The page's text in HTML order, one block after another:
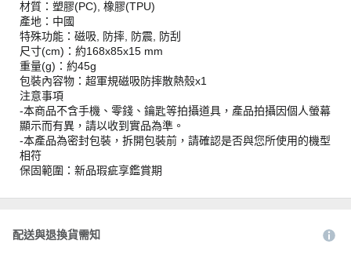
材質：塑膠(PC), 橡膠(TPU)
產地：中國
特殊功能：磁吸, 防摔, 防震, 防刮
尺寸(cm)：約168x85x15 mm
重量(g)：約45g
包裝內容物：超軍規磁吸防摔散熱殼x1
注意事項
-本商品不含手機、零錢、鑰匙等拍攝道具，產品拍攝因個人螢幕
顯示而有異，請以收到實品為準。
-本產品為密封包裝，拆開包裝前，請確認是否與您所使用的機型
相符
保固範圍：新品瑕疵享鑑賞期
配送與退換貨需知